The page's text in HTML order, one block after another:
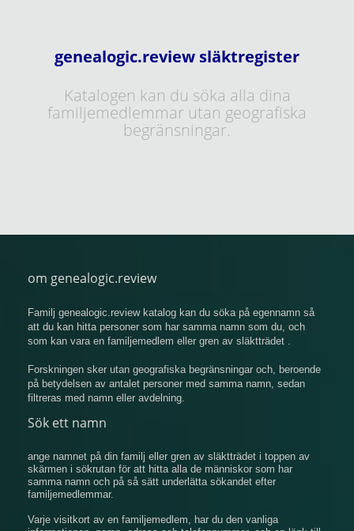
genealogic.review släktregister
Katalogen kan du söka alla dina
familjemedlemmar utan geografiska
begränsningar.
om genealogic.review
Familj genealogic.review katalog kan du söka på egennamn så
att du kan hitta personer som har samma namn som du, och
som kan vara en familjemedlem eller gren av släktträdet .
Forskningen sker utan geografiska begränsningar och, beroende
på betydelsen av antalet personer med samma namn, sedan
filtreras med namn eller avdelning.
Sök ett namn
ange namnet på din familj eller gren av släktträdet i toppen av
skärmen i sökrutan för att hitta alla de människor som har
samma namn och på så sätt underlätta sökandet efter
familjemedlemmar.
Varje visitkort av en familjemedlem, har du den vanliga